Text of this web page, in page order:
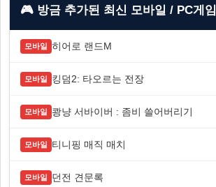
🎮 방금 추가된 최신 모바일 / PC게임
모바일 히어로 랜드M
모바일 킹덤2: 타오르는 전장
모바일 쾅냥 서바이버 : 좀비 쓸어버리기
모바일 티니핑 매직 매치
모바일 던전 견문록